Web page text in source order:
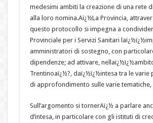
medesimi ambiti la creazione di una rete
alla loro nomina.Aï¿½La Provincia,
questo protocollo si impegna a
Provinciale per i Servizi Sanitari
amministratori di sostegno, con
dipendenze; ad attivare,
Trentinoaï¿½?, daï¿½ï¿½intesa tra le
di approfondimento sulle varie
Sull’argomento si tornerAï¿½ a parlare
d’intesa, in particolare con gli istituti di